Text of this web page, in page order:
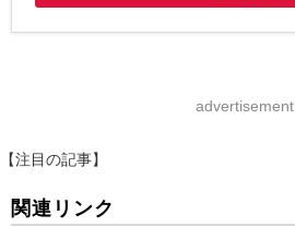
advertisement
【注目の記事】
関連リンク